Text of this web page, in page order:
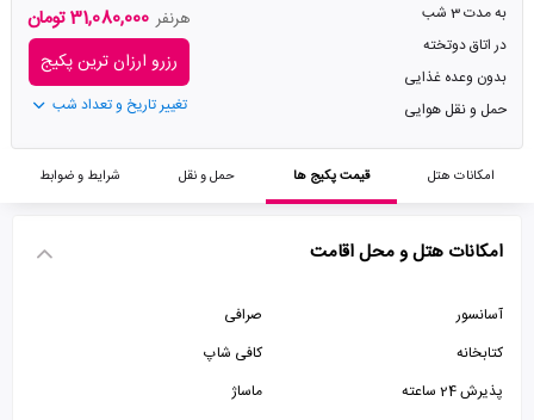
به مدت 3 شب
در اتاق دوتخته
بدون وعده غذایی
حمل و نقل هوایی
هرنفر 31,080,000 تومان
رزرو ارزان ترین پکیج
تغییر تاریخ و تعداد شب
امکانات هتل قیمت پکیج ها حمل و نقل شرایط و ضوابط
امکانات هتل و محل اقامت
آسانسور
صرافی
کتابخانه
کافی شاپ
پذیرش 24 ساعته
ماساژ